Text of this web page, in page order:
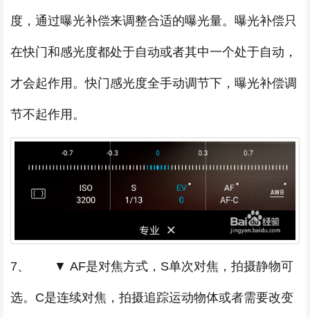
度，通过曝光补偿来调整合适的曝光量。曝光补偿只
在快门和感光度都处于自动或者其中一个处于自动，
才会起作用。快门感光度全手动调节下，曝光补偿调
节不起作用。
7、 ▼ AF是对焦方式，S单次对焦，拍摄静物可
选。C是连续对焦，拍摄追踪运动物体或者需要改变